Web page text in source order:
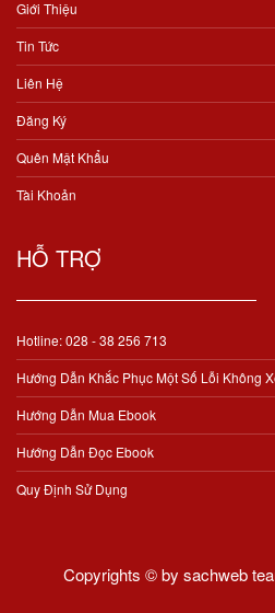
Giới Thiệu
Tin Tức
Liên Hệ
Đăng Ký
Quên Mật Khẩu
Tài Khoản
HỖ TRỢ
Hotline: 028 - 38 256 713
Hướng Dẫn Khắc Phục Một Số Lỗi Không
Hướng Dẫn Mua Ebook
Hướng Dẫn Đọc Ebook
Quy Định Sử Dụng
Copyrights © by sachweb